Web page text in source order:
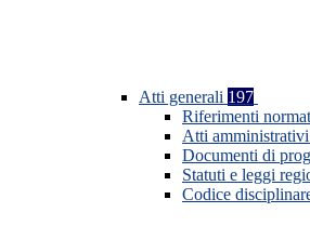
Atti generali 197
Riferimenti
Atti
Documenti di
Statuti e leggi
Codice